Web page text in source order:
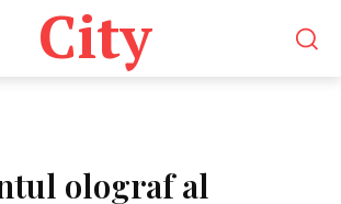
City
olograf al